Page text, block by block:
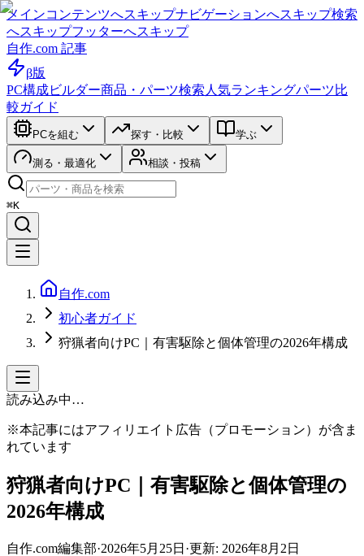
メインコンテンツへスキップナビゲーションへスキップ検索
へスキップフッターへスキップ
自作.com 記事
β版
PC構成ビルダー商品・パーツ検索 人気ランキングパーツ比
較ガイド
PCを組む 探す・比較 学ぶ
測る・最適化 相談・投稿
⌘K
自作.com
初心者ガイド
狩猟者向けPC｜有害駆除と個体管理の2026年構成
読み込み中…
※本記事にはアフィリエイト広告（プロモーション）が含ま
れています
狩猟者向けPC｜有害駆除と個体管理の
2026年構成
自作.com編集部·2026年5月25日 ·更新: 2026年8月2日